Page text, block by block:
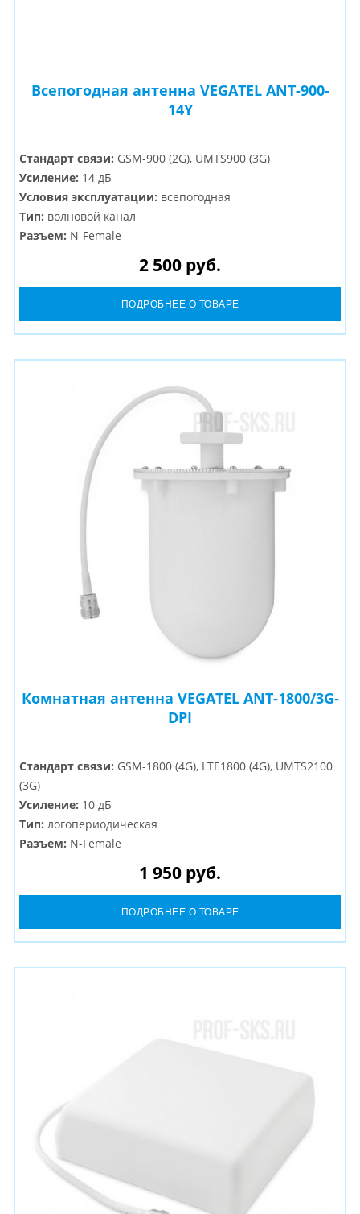
Всепогодная антенна VEGATEL ANT-900-
14Y
Стандарт связи: GSM-900 (2G), UMTS900 (3G)
Усиление: 14 дБ
Условия эксплуатации: всепогодная
Тип: волновой канал
Разъем: N-Female
2 500 руб.
ПОДРОБНЕЕ О ТОВАРЕ
Комнатная антенна VEGATEL ANT-1800/3G-
DPI
Стандарт связи: GSM-1800 (4G), LTE1800 (4G), UMTS2100
(3G)
Усиление: 10 дБ
Тип: логопериодическая
Разъем: N-Female
1 950 руб.
ПОДРОБНЕЕ О ТОВАРЕ